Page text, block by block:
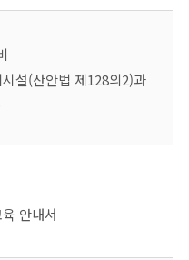
설(산안법 제128의2)과
안내서